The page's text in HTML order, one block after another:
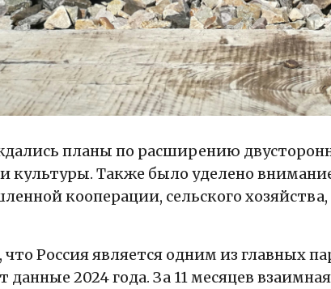
планы по расширению
культуры. Также было уделено
кооперации, сельского
Россия является одним из главных
данные 2024 года. За 11 месяцев